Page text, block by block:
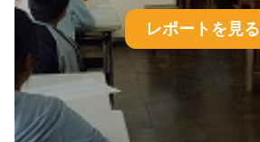
レポートを見る